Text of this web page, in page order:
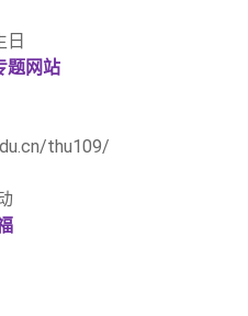
日
题网站
thu109/